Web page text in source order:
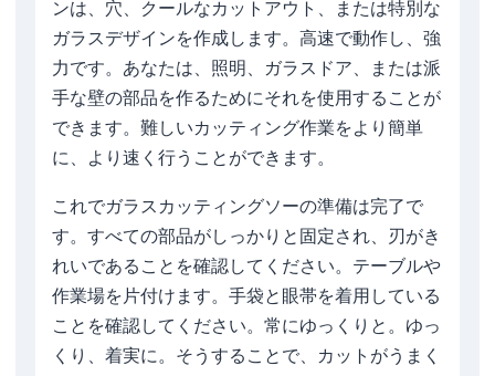
ンは、穴、クールなカットアウト、または特別な
ガラスデザインを作成します。高速で動作し、強
力です。あなたは、照明、ガラスドア、または派
手な壁の部品を作るためにそれを使用することが
できます。難しいカッティング作業をより簡単
に、より速く行うことができます。
これでガラスカッティングソーの準備は完了で
す。すべての部品がしっかりと固定され、刃がき
れいであることを確認してください。テーブルや
作業場を片付けます。手袋と眼帯を着用している
ことを確認してください。常にゆっくりと。ゆっ
くり、着実に。そうすることで、カットがうまく